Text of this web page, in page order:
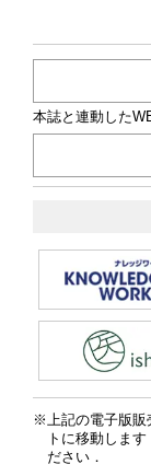
本誌と連動した
上記の電子版
トに移動しま
ださい．